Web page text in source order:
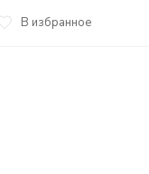
В избранное